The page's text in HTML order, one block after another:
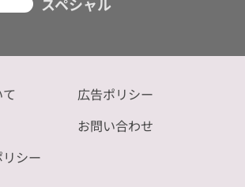
シー
広告ポリシー
お問い合わせ